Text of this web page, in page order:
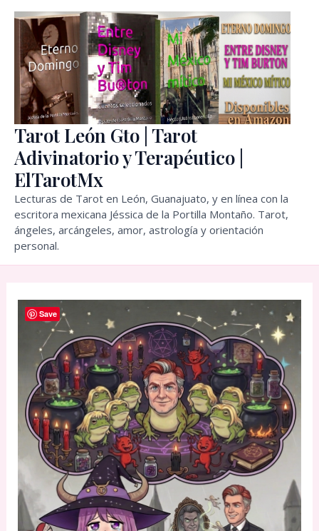
contenido
Tarot León Gto | Tarot
Adivinatorio y Terapéutico |
ElTarotMx
Lecturas de Tarot en León, Guanajuato, y en línea con la
escritora mexicana Jéssica de la Portilla Montaño. Tarot,
ángeles, arcángeles, amor, astrología y orientación
personal.
Save